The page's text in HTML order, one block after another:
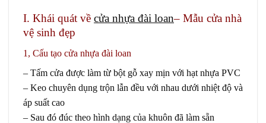
I. Khái quát về cửa nhựa đài loan– Mẫu cửa nhà
vệ sinh đẹp
1, Cấu tạo cửa nhựa đài loan
– Tấm cửa được làm từ bột gỗ xay mịn với hạt nhựa PVC
– Keo chuyên dụng trộn lẫn đều với nhau dưới nhiệt độ và
áp suất cao
– Sau đó đúc theo hình dạng của khuôn đã làm sẵn